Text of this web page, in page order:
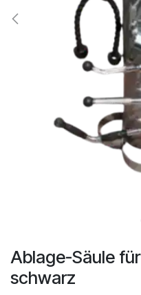
Ablage-Säule
schwarz